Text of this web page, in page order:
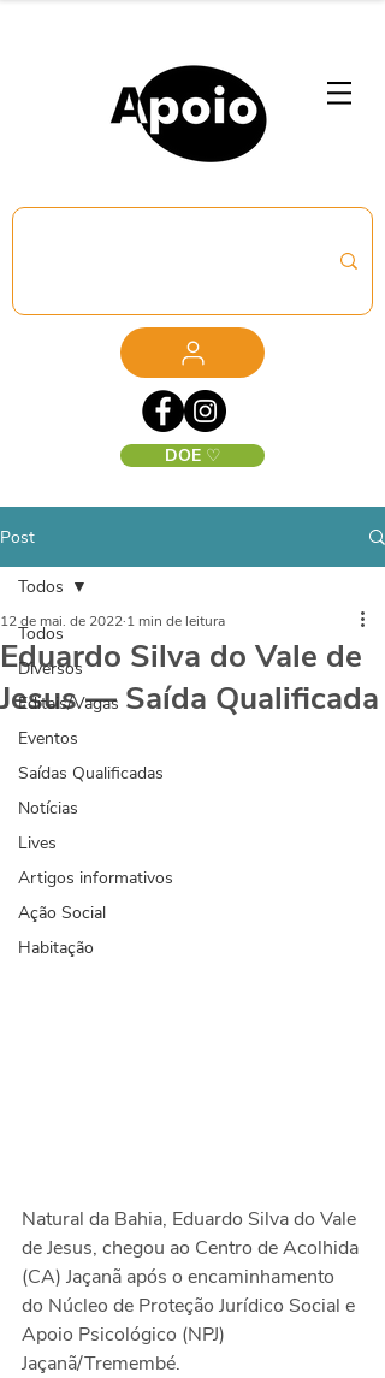
DOE ♡
Post
Todos
Diversos
Editais/Vagas
Eventos
Saídas Qualificadas
Notícias
Lives
Artigos informativos
Ação Social
Habitação
Todos
Eduardo Silva do Vale de
Jesus — Saída Qualificada
12 de mai. de 2022 1 min de leitura
Natural da Bahia, Eduardo Silva do Vale
de Jesus, chegou ao Centro de Acolhida
(CA) Jaçanã após o encaminhamento
do Núcleo de Proteção Jurídico Social e
Apoio Psicológico (NPJ)
Jaçanã/Tremembé.